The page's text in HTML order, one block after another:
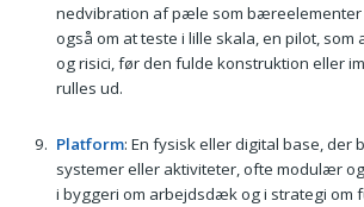
nedvibration af pæle som bæreelementer
også om at teste i lille skala, en pilot,
og risici, før den fulde konstruktion eller
rulles ud.
Platform: En fysisk eller digital base, der
systemer eller aktiviteter, ofte modulær
i byggeri om arbejdsdæk og i strategi om